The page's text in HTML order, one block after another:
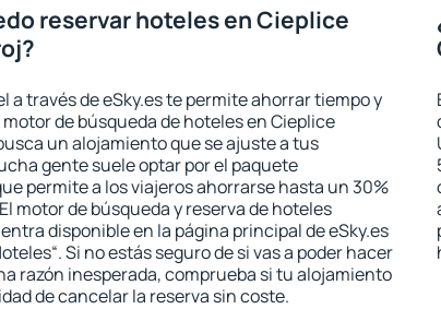
reservar hoteles en Cieplice
a través de eSky.es te permite ahorrar tiempo y
de búsqueda de hoteles en Cieplice
un alojamiento que se ajuste a tus
gente suele optar por el paquete
permite a los viajeros ahorrarse hasta un 30%
motor de búsqueda y reserva de hoteles
disponible en la página principal de eSky.es
Si no estás seguro de si vas a poder hacer
razón inesperada, comprueba si tu alojamiento
de cancelar la reserva sin coste.